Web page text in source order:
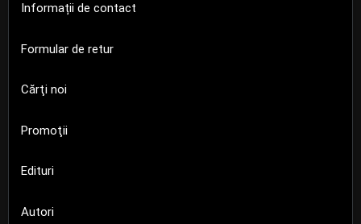
Informații de contact
Formular de retur
Cărţi noi
Promoţii
Edituri
Autori